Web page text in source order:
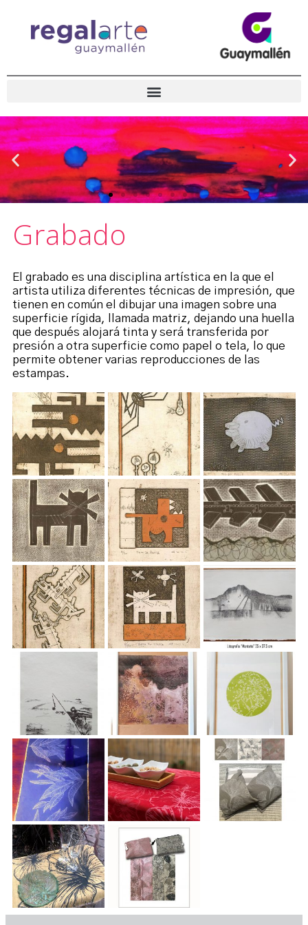
Grabado
El grabado es una disciplina artística en la que el
artista utiliza diferentes técnicas de impresión, que
tienen en común el dibujar una imagen sobre una
superficie rígida, llamada matriz, dejando una huella
que después alojará tinta y será transferida por
presión a otra superficie como papel o tela, lo que
permite obtener varias reproducciones de las
estampas.